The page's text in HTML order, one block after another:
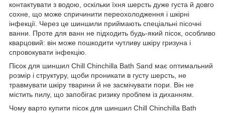
контактувати з водою, оскільки їхня шерсть дуже густа й довго
сохне, що може спричинити переохолодження і шкірні
інфекції. Через це шиншили приймають спеціальні пісочні
ванни. Проте для ванн не підходить будь-який пісок, особливо
кварцовий: він може пошкодити чутливу шкіру гризуна і
спровокувати інфекцію.
Пісок для шиншил Chill Chinchilla Bath Sand має оптимальний
розмір і структуру, щоби проникати в густу шерсть, не
травмувати шкіру тварини й не засмічувати пори. Він не
містить пилу, що запобігає ризику проблем із диханням.
Чому варто купити пісок для шиншил Chill Chinchilla Bath